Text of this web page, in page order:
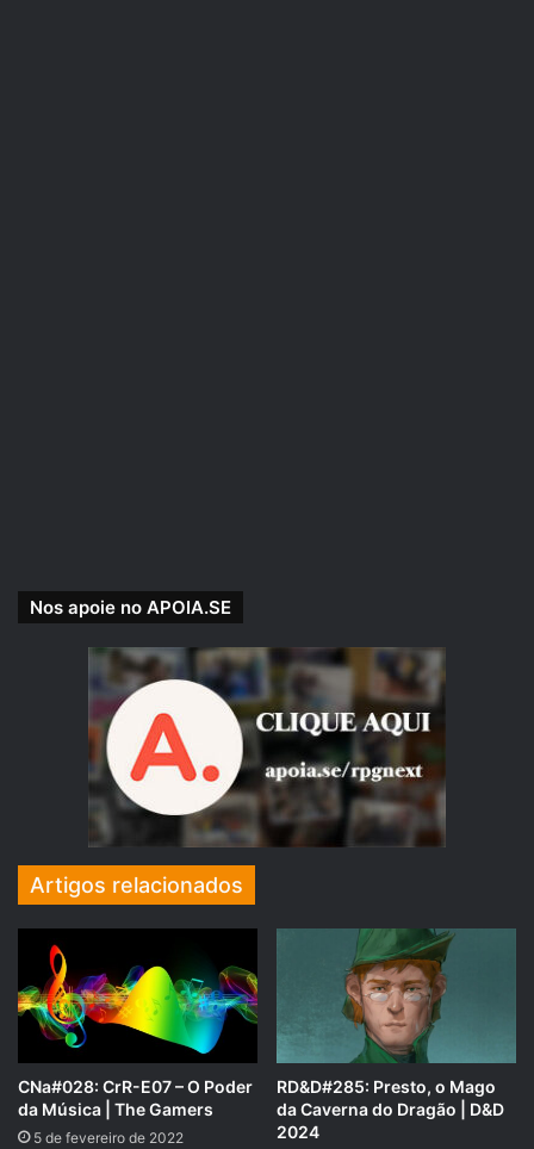
COMPRE AQUI → Dungeons & Dragons Rpg: Dungeon
Masters Guide Hard Cover (2024)
COMPRE AQUI → Dungeons & Dragons Rpg: Monster
Manual Hard Cover (2024)
Nos apoie no APOIA.SE
Artigos relacionados
CNa#028: CrR-E07 – O Poder
da Música | The Gamers
5 de fevereiro de 2022
RD&D#285: Presto, o Mago
da Caverna do Dragão | D&D
2024